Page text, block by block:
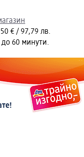
€ / 97,79 лв.
до 60 минути.